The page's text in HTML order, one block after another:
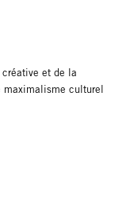
créative et de la
culturel